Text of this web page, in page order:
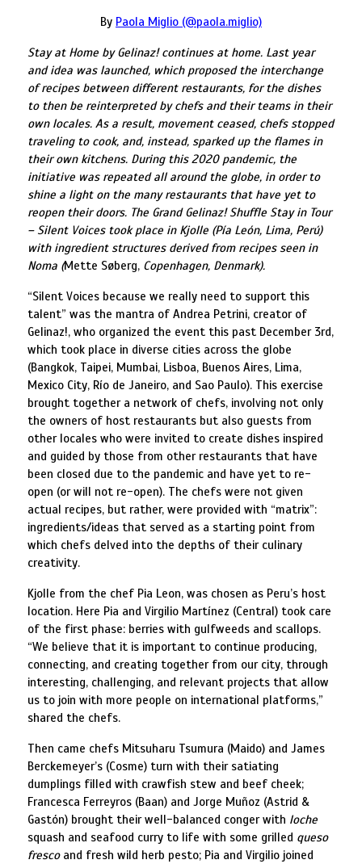
By Paola Miglio (@paola.miglio)
Stay at Home by Gelinaz! continues at home. Last year
and idea was launched, which proposed the interchange
of recipes between different restaurants, for the dishes
to then be reinterpreted by chefs and their teams in their
own locales. As a result, movement ceased, chefs stopped
traveling to cook, and, instead, sparked up the flames in
their own kitchens. During this 2020 pandemic, the
initiative was repeated all around the globe, in order to
shine a light on the many restaurants that have yet to
reopen their doors. The Grand Gelinaz! Shuffle Stay in Tour
– Silent Voices took place in Kjolle (Pía León, Lima, Perú)
with ingredient structures derived from recipes seen in
Noma (Mette Søberg, Copenhagen, Denmark).
“Silent Voices because we really need to support this
talent” was the mantra of Andrea Petrini, creator of
Gelinaz!, who organized the event this past December 3rd,
which took place in diverse cities across the globe
(Bangkok, Taipei, Mumbai, Lisboa, Buenos Aires, Lima,
Mexico City, Río de Janeiro, and Sao Paulo). This exercise
brought together a network of chefs, involving not only
the owners of host restaurants but also guests from
other locales who were invited to create dishes inspired
and guided by those from other restaurants that have
been closed due to the pandemic and have yet to re-
open (or will not re-open). The chefs were not given
actual recipes, but rather, were provided with “matrix”:
ingredients/ideas that served as a starting point from
which chefs delved into the depths of their culinary
creativity.
Kjolle from the chef Pia Leon, was chosen as Peru’s host
location. Here Pia and Virgilio Martínez (Central) took care
of the first phase: berries with gulfweeds and scallops.
“We believe that it is important to continue producing,
connecting, and creating together from our city, through
interesting, challenging, and relevant projects that allow
us to join with more people on international platforms,”
shared the chefs.
Then came chefs Mitsuharu Tsumura (Maido) and James
Berckemeyer’s (Cosme) turn with their satiating
dumplings filled with crawfish stew and beef cheek;
Francesca Ferreyros (Baan) and Jorge Muñoz (Astrid &
Gastón) brought their well-balanced conger with loche
squash and seafood curry to life with some grilled queso
frescoand fresh wild herb pesto; Pia and Virgilio joined